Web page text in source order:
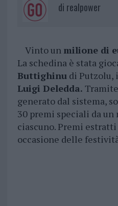
di realpower
Vinto un milione di
La schedina è stata
Buttighinudi Putzolu,
Luigi Deledda.
generato dal sistema,
30 premi speciali da
ciascuno. Premi
occasione delle